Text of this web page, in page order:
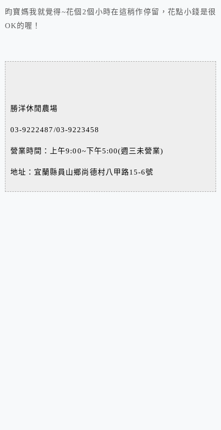
昀寶媽我就覺得~花個2個小時在這稍作停留，花點小錢是很
OK的喔！
勝洋休閒農場
03-9222487/03-9223458
營業時間：上午9:00~下午5:00(週三未營業)
地址：宜蘭縣員山鄉尚德村八甲路15-6號